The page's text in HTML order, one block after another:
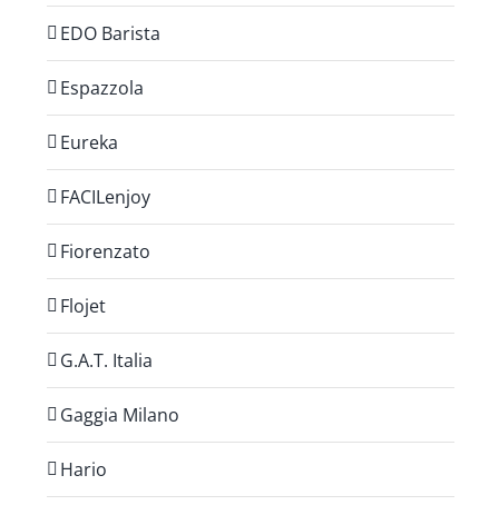
EDO Barista
Espazzola
Eureka
FACILenjoy
Fiorenzato
Flojet
G.A.T. Italia
Gaggia Milano
Hario